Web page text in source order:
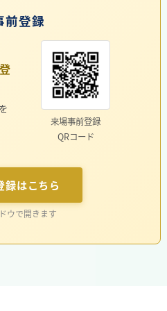
前登録
来場事前登録
QRコード
録はこちら
ウで開きます